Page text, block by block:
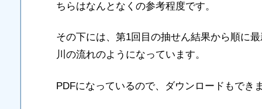
ちらはなんとなくの参考程度です。
その下には、第1回目の抽せん結果から順に
川の流れのようになっています。
PDFになっているので、ダウンロードもでき